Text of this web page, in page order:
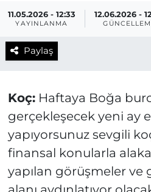
11.05.2026 - 12:33
YAYINLANMA
12.06.2026 -
Paylaş
Koç:Haftaya Boğa
gerçekleşecek yeni ay
yapıyorsunuz sevgili
finansal konularla
yapılan görüşmeler ve